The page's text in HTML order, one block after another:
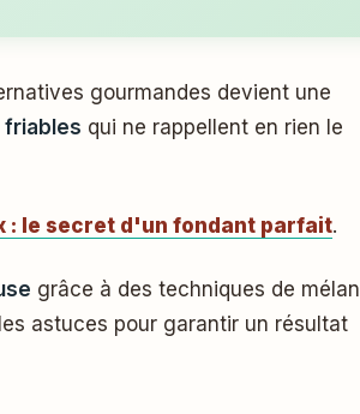
qui ne rappellent en rien le
: le secret d'un fondant parfait.
grâce à des techniques de
astuces pour garantir un résultat